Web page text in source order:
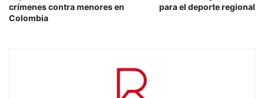
crímenes contra menores en
Colombia
para el deporte regional